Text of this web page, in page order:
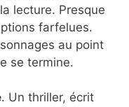
lecture. Presque
farfelues.
au point
se termine.
. Un thriller, écrit